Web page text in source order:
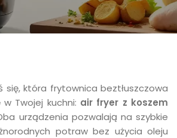
się, która frytownica beztłuszczowa
Twojej kuchni: air fryer z koszem
urządzenia pozwalają na szybkie
potraw bez użycia oleju